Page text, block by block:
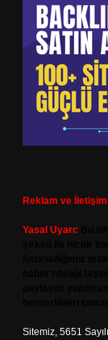
Reklam ve
Yasal Uyarı:
Sitemiz, 5651